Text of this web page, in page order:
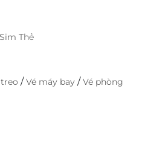
thể cung cấp các dịch vụ
Sim Thẻ
/Vé máy bay /Vé phòng